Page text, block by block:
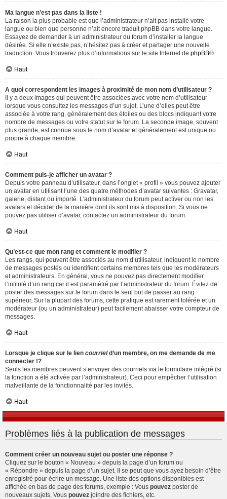
Ma langue n’est pas dans la liste !
La raison la plus probable est que l’administrateur n’ait pas installé votre
langue ou bien que personne n’ait encore traduit phpBB dans votre langue.
Essayez de demander à un administrateur du forum d’installer la langue
désirée. Si elle n’existe pas, n’hésitez pas à créer et partager une nouvelle
traduction. Vous trouverez plus d’informations sur le site Internet de phpBB®.
Haut
A quoi correspondent les images à proximité de mon nom d’utilisateur ?
Il y a deux images qui peuvent être associées avec votre nom d’utilisateur
lorsque vous consultez les messages d’un sujet. L’une d’elles peut être
associée à votre rang, généralement des étoiles ou des blocs indiquant votre
nombre de messages ou votre statut sur le forum. La seconde image, souvent
plus grande, est connue sous le nom d’avatar et généralement est unique ou
propre à chaque membre.
Haut
Comment puis-je afficher un avatar ?
Depuis votre panneau d’utilisateur, dans l’onglet « profil » vous pouvez ajouter
un avatar en utilisant l’une des quatre méthodes d’avatar suivantes : Gravatar,
galerie, distant ou importé. L’administrateur du forum peut activer ou non les
avatars et décider de la manière dont ils sont mis à disposition. Si vous ne
pouvez pas utiliser d’avatar, contactez un administrateur du forum.
Haut
Qu’est-ce que mon rang et comment le modifier ?
Les rangs, qui peuvent être associés au nom d’utilisateur, indiquent le nombre
de messages postés ou identifient certains membres tels que les modérateurs
et administrateurs. En général, vous ne pouvez pas directement modifier
l’intitulé d’un rang car il est paramétré par l’administrateur du forum. Évitez de
poster des messages sur le forum dans le seul but de passer au rang
supérieur. Sur la plupart des forums, cette pratique est rarement tolérée et un
modérateur (ou un administrateur) peut facilement abaisser votre compteur de
messages.
Haut
Lorsque je clique sur le lien courrield’un membre, on me demande de me
connecter !?
Seuls les membres peuvent s’envoyer des courriels via le formulaire intégré (si
la fonction a été activée par l’administrateur). Ceci pour empêcher l’utilisation
malveillante de la fonctionnalité par les invités.
Haut
Problèmes liés à la publication de messages
Comment créer un nouveau sujet ou poster une réponse ?
Cliquez sur le bouton « Nouveau » depuis la page d’un forum ou
« Répondre » depuis la page d’un sujet. Il se peut que vous ayez besoin d’être
enregistré pour écrire un message. Une liste des options disponibles est
affichée en bas de page des forums, exemple : Vous pouvez poster de
nouveaux sujets, Vous pouvez joindre des fichiers, etc.